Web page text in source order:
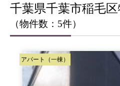
千葉県千葉市稲毛
（物件数：5件）
アパート（一棟）